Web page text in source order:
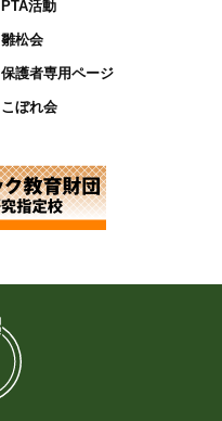
PTA活動
雛松会
保護者専用ページ
こぼれ会